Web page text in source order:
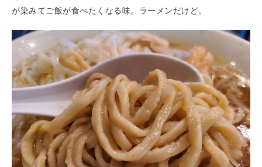
が染みてご飯が食べたくなる味。ラーメンだけど。